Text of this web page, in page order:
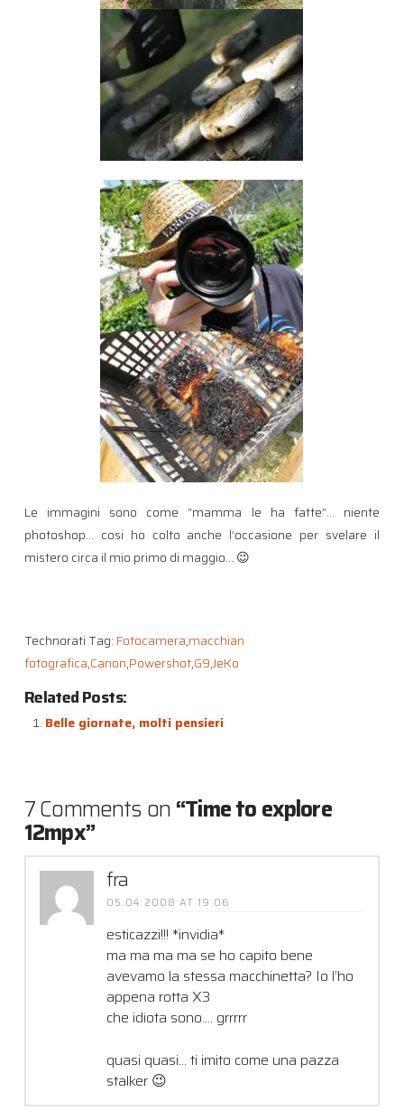
Le immagini sono come “mamma le ha fatte”… niente
photoshop… cosi ho colto anche l’occasione per svelare il
mistero circa il mio primo di maggio… 😉
Technorati Tag: Fotocamera,macchian
fotografica,Canon,Powershot,G9,JeKo
Related Posts:
Belle giornate, molti pensieri
7 Comments on“Time to explore
12mpx”
fra
05.04.2008 AT 19:06
esticazzi!!! *invidia*
ma ma ma ma se ho capito bene
avevamo la stessa macchinetta? Io l’ho
appena rotta X3
che idiota sono…. grrrrr
quasi quasi… ti imito come una pazza
stalker 😉